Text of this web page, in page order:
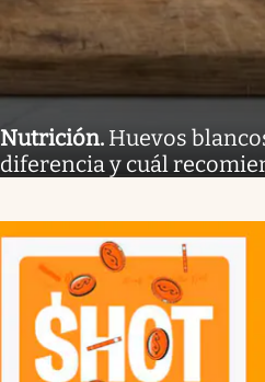
Nutrición. Huevos
diferencia y cuál